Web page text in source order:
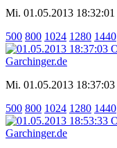
Mi. 01.05.2013 18:32:01
500 800 1024 1280 1440
Mi. 01.05.2013 18:37:03
500 800 1024 1280 1440